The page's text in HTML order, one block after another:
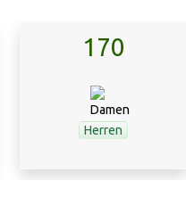
170
Herren